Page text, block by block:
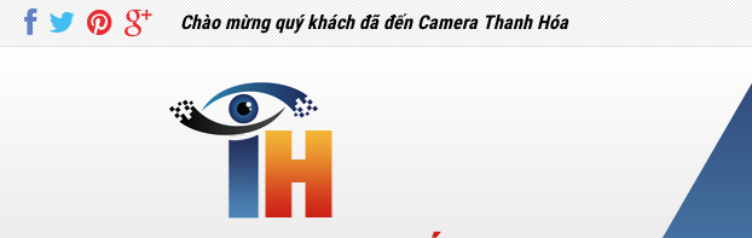
Chào mừng quý khách đã đến Camera Thanh Hóa